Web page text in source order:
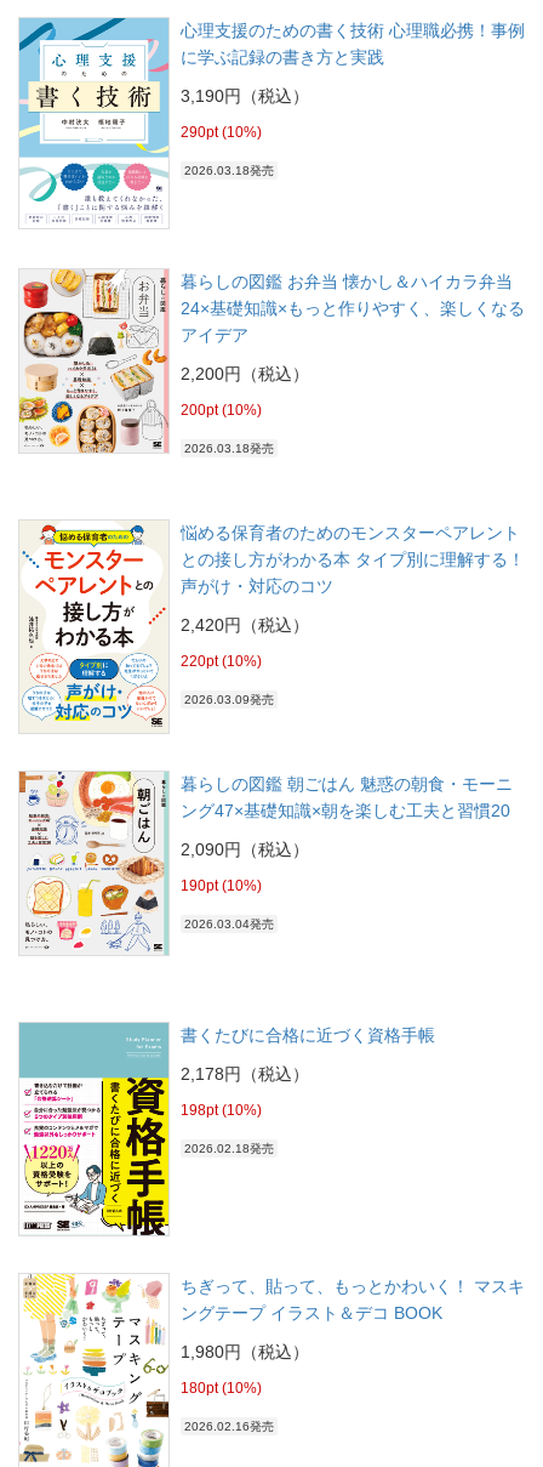
心理支援のための書く技術 心理職必携！事例
に学ぶ記録の書き方と実践
3,190円（税込）
290pt (10%)
2026.03.18発売
暮らしの図鑑 お弁当 懐かし＆ハイカラ弁当
24×基礎知識×もっと作りやすく、楽しくなる
アイデア
2,200円（税込）
200pt (10%)
2026.03.18発売
悩める保育者のためのモンスターペアレント
との接し方がわかる本 タイプ別に理解する！
声がけ・対応のコツ
2,420円（税込）
220pt (10%)
2026.03.09発売
暮らしの図鑑 朝ごはん 魅惑の朝食・モーニ
ング47×基礎知識×朝を楽しむ工夫と習慣20
2,090円（税込）
190pt (10%)
2026.03.04発売
書くたびに合格に近づく資格手帳
2,178円（税込）
198pt (10%)
2026.02.18発売
ちぎって、貼って、もっとかわいく！ マスキ
ングテープ イラスト＆デコ BOOK
1,980円（税込）
180pt (10%)
2026.02.16発売